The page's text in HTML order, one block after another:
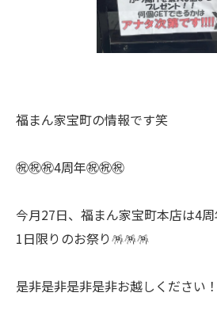
福まん家宝町の情報です笑
㊗️㊗️㊗️4周年㊗️㊗️㊗️
今月27日、福まん家宝町本店は4周
1日限りのお祭り🪅🪅🪅
是非是非是非是非お越しください！